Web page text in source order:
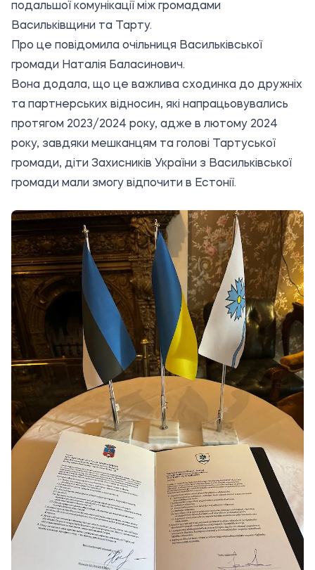
подальшої комунікації між громадами
Васильківщини та Тарту.
Про це повідомила очільниця Васильківської
громади Наталія Баласинович.
Вона додала, що це важлива сходинка до дружніх
та партнерських відносин, які напрацьовувались
протягом 2023/2024 року, адже в лютому 2024
року, завдяки мешканцям та голові Тартуської
громади, діти Захисників України з Васильківської
громади мали змогу відпочити в Естонії.